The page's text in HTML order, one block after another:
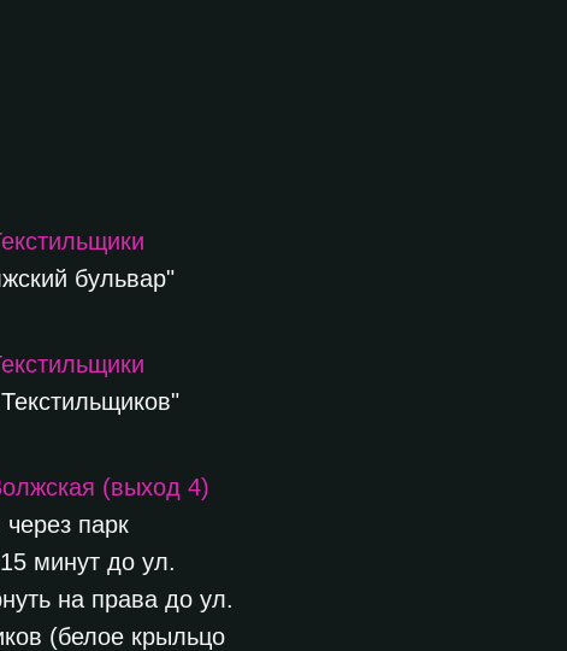
бульвар"
(выход 4)
парк
минут до ул.
на права до ул.
(белое крыльцо